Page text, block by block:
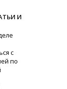
И
с
по